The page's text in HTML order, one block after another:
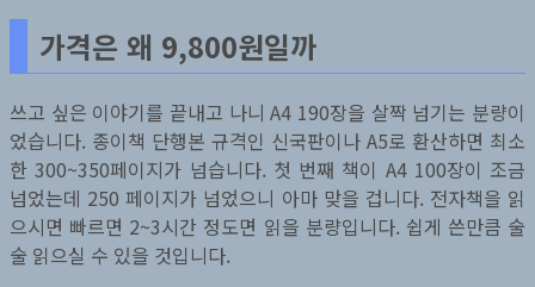
가격은 왜 9,800원일까
쓰고 싶은 이야기를 끝내고 나니 A4 190장을 살짝 넘기는 분량이
었습니다. 종이책 단행본 규격인 신국판이나 A5로 환산하면 최소
한 300~350페이지가 넘습니다. 첫 번째 책이 A4 100장이 조금
넘었는데 250 페이지가 넘었으니 아마 맞을 겁니다. 전자책을 읽
으시면 빠르면 2~3시간 정도면 읽을 분량입니다. 쉽게 쓴만큼 술
술 읽으실 수 있을 것입니다.